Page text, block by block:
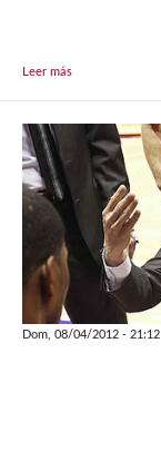
Leer más
Dom, 08/04/2012 - 21:12